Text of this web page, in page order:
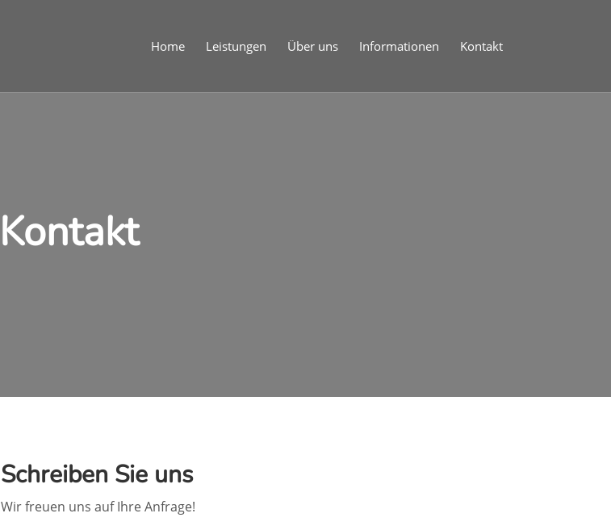
Home Leistungen Über uns Informationen Kontakt
Kontakt
Schreiben Sie uns
Wir freuen uns auf Ihre Anfrage!